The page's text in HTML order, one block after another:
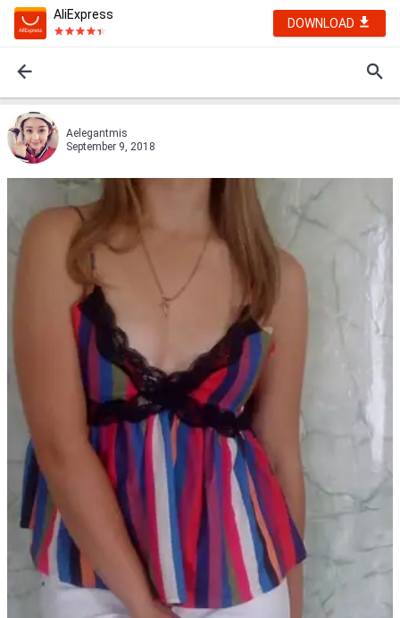
AliExpress
DOWNLOAD
Aelegantmis
September 9, 2018